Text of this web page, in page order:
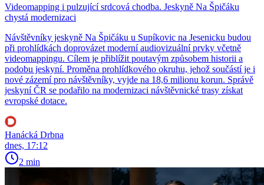
Videomapping i pulzující srdcová chodba. Jeskyně Na Špičáku
chystá modernizaci
Návštěvníky jeskyně Na Špičáku u Supíkovic na Jesenicku budou
při prohlídkách doprovázet moderní audiovizuální prvky včetně
videomappingu. Cílem je přiblížit poutavým způsobem historii a
podobu jeskyní. Proměna prohlídkového okruhu, jehož součástí je i
nové zázemí pro návštěvníky, vyjde na 18,6 milionu korun. Správě
jeskyní ČR se podařilo na modernizaci návštěvnické trasy získat
evropské dotace.
Hanácká Drbna
dnes, 17:12
2 min